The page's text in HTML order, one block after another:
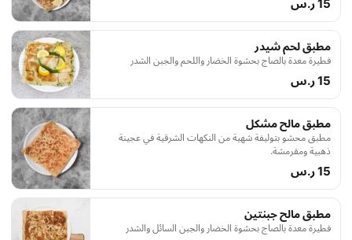
15 ر.س
مطبق لحم شيدر
فطيرة معدة بالصاج بحشوة الخضار واللحم والجبن الشدر
15 ر.س
مطبق مالح مشكل
مطبق محشو بتوليفة شهية من النكهات الشرقية في عجينة
ذهبية ومقرمشة.
15 ر.س
مطبق مالح جبنتين
فطيرة معدة بالصاج بحشوة الخضار والجبن السائل والشدر